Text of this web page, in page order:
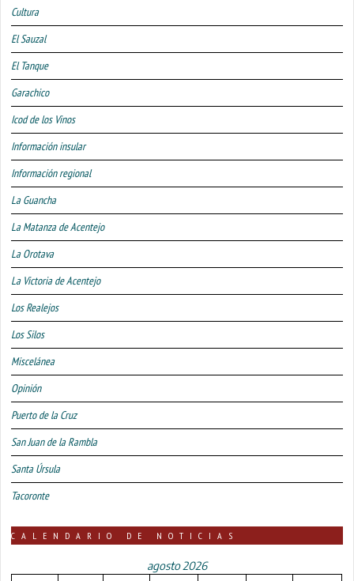
Cultura
El Sauzal
El Tanque
Garachico
Icod de los Vinos
Información insular
Información regional
La Guancha
La Matanza de Acentejo
La Orotava
La Victoria de Acentejo
Los Realejos
Los Silos
Miscelánea
Opinión
Puerto de la Cruz
San Juan de la Rambla
Santa Úrsula
Tacoronte
CALENDARIO DE NOTICIAS
agosto 2026